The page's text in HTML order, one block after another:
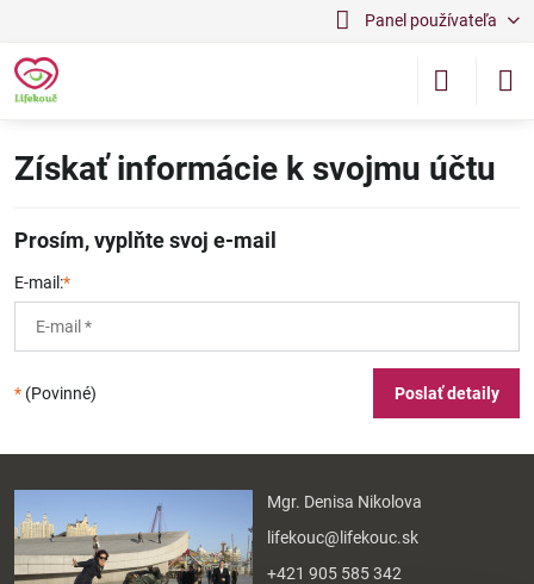
Panel používateľa
Získať informácie k svojmu účtu
Prosím, vyplňte svoj e-mail
E-mail:*
* (Povinné) Poslať detaily
Mgr. Denisa Nikolova
lifekouc@lifekouc.sk
+421 905 585 342